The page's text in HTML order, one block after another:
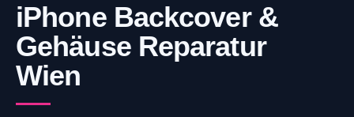
iPhone Backcover &
Gehäuse Reparatur
Wien